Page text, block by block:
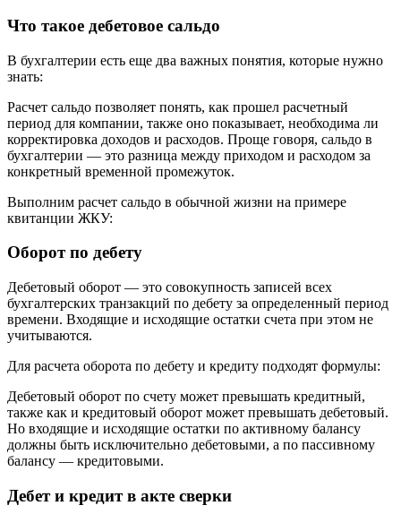
Что такое дебетовое сальдо
В бухгалтерии есть еще два важных понятия, которые нужно
знать:
Расчет сальдо позволяет понять, как прошел расчетный
период для компании, также оно показывает, необходима ли
корректировка доходов и расходов. Проще говоря, сальдо в
бухгалтерии — это разница между приходом и расходом за
конкретный временной промежуток.
Выполним расчет сальдо в обычной жизни на примере
квитанции ЖКУ:
Оборот по дебету
Дебетовый оборот — это совокупность записей всех
бухгалтерских транзакций по дебету за определенный период
времени. Входящие и исходящие остатки счета при этом не
учитываются.
Для расчета оборота по дебету и кредиту подходят формулы:
Дебетовый оборот по счету может превышать кредитный,
также как и кредитовый оборот может превышать дебетовый.
Но входящие и исходящие остатки по активному балансу
должны быть исключительно дебетовыми, а по пассивному
балансу — кредитовыми.
Дебет и кредит в акте сверки